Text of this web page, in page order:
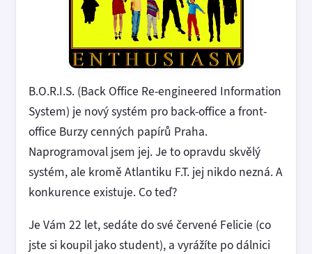
B.O.R.I.S. (Back Office Re-engineered Information
System) je nový systém pro back-office a front-
office Burzy cenných papírů Praha.
Naprogramoval jsem jej. Je to opravdu skvělý
systém, ale kromě Atlantiku F.T. jej nikdo nezná. A
konkurence existuje. Co teď?
Je Vám 22 let, sedáte do své červené Felicie (co
jste si koupil jako student), a vyrážíte po dálnici